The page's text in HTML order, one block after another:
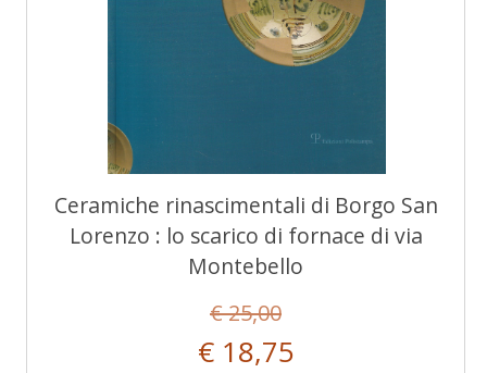
Ceramiche rinascimentali di Borgo San
Lorenzo : lo scarico di fornace di via
Montebello
€ 25,00
€ 18,75